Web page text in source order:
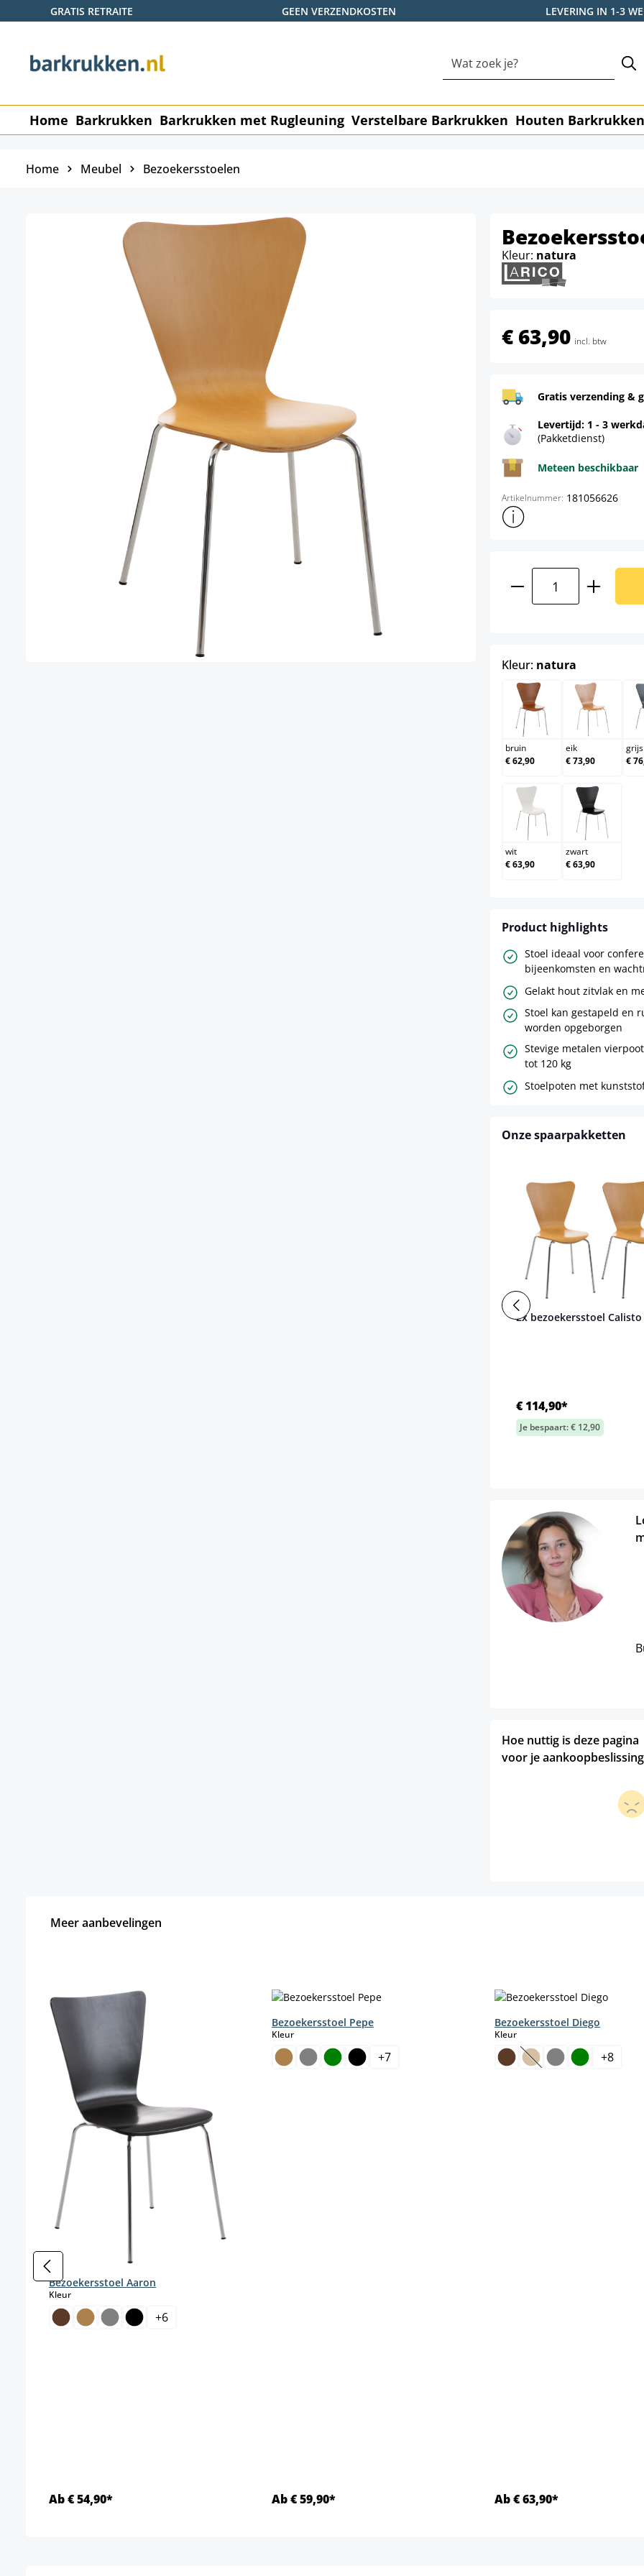
de hoofdinhoud
Ga naar de zoekopdracht
Ga naar de hoofdnavigatie
GRATIS RETRAITE GEEN VERZENDKOSTEN LEVERING IN 1-3
Home Barkrukken Barkrukken met Rugleuning Verstelbare Barkrukken Houten Barkrukken
Home Meubel Bezoekersstoelen
Kleur: natura
€ 63,90 incl. btw
Gratis verzending &
Levertijd: 1 - 3
(Pakketdienst)
Meteen beschikbaar
Artikelnummer: 181056626
Toon meer productinformatie
Kleur: natura
bruin
bruin
€ 62,90
eik
eik
€ 73,90
grijs
€
wit
wit
€ 63,90
zwart
zwart
€ 63,90
Product highlights
Stoel ideaal voor
bijeenkomsten en
Gelakt hout zitvlak en
Stoel kan gestapeld en
worden opgeborgen
Stevige metalen
tot 120 kg
Stoelpoten met
Onze spaarpakketten
2x bezoekersstoel Calisto
€ 114,90*
Je bespaart: € 12,90
Hoe nuttig is deze pagina
voor je
Meer aanbevelingen
Bezoekersstoel Aaron
Kleurselect
+6
Ab € 54,90*
Bezoekersstoel Pepe
Kleurselect
+7
Ab € 59,90*
Bezoekersstoel Diego
Kleurselect
(Deze optie is +8
Ab € 63,90*